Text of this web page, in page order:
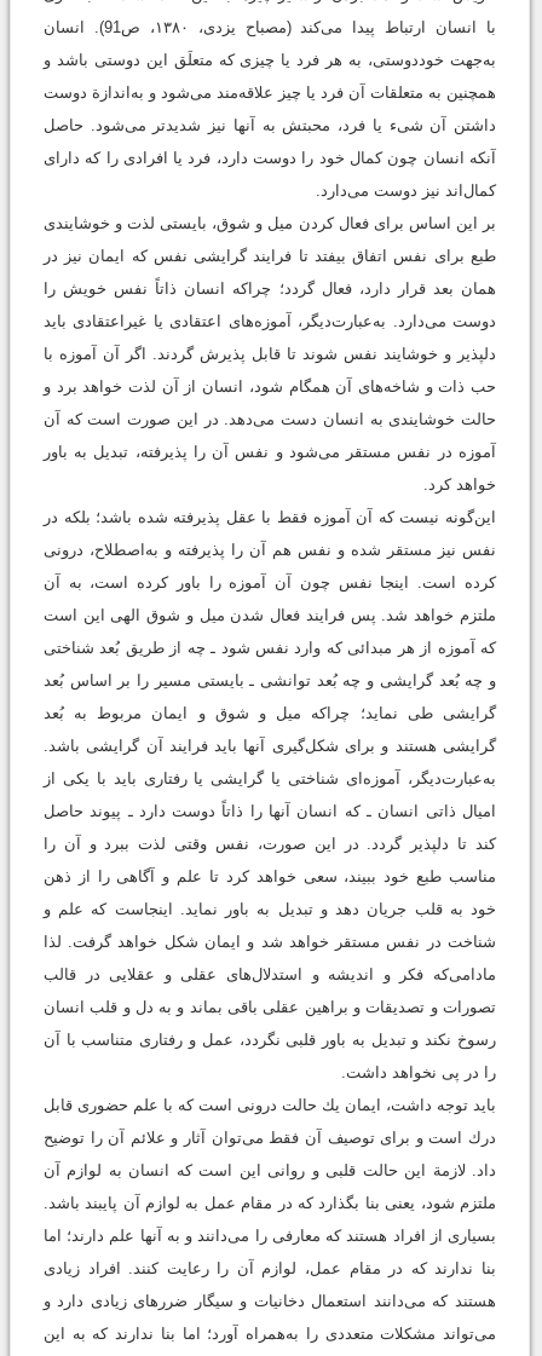
با انسان ارتباط پیدا می‌کند ‏(مصباح یزدی، ۱۳۸۰، ص91). انسان
به‌جهت خوددوستی، به هر فرد یا چیزی که متعلَق این دوستی باشد و
همچنین به متعلقات آن فرد یا چیز علاقه‌مند می‌شود و به‌اندازة دوست
داشتن آن شیء یا فرد، محبتش به آنها نیز شدیدتر می‌شود. حاصل
آنکه انسان چون کمال خود را دوست ‌دارد، فرد یا افرادی را که دارای
کمال‌اند نیز دوست می‌دارد.
بر این اساس برای فعال کردن میل و شوق، بایستی لذت و خوشایندی
طبع برای نفس اتفاق بیفتد تا فرایند گرایشی نفس که ایمان نیز در
همان بعد قرار دارد، فعال گردد؛ چراکه انسان ذاتاً نفس خویش را
دوست می‌دارد. به‌عبارت‌دیگر، آموزه‌های‌ اعتقادی یا غیراعتقادی باید
دلپذیر و خوشایند نفس شوند تا قابل پذیرش گردند. اگر آن آموزه با
حب ذات و شاخه‌های آن همگام شود، انسان از آن لذت خواهد برد و
حالت خوشایندی به انسان دست می‌دهد. در این صورت است که آن
آموزه در نفس مستقر می‌شود و نفس آن را پذیرفته، تبدیل به باور
خواهد کرد.
این‌گونه نیست که آن آموزه فقط با عقل پذیرفته شده باشد؛ بلکه در
نفس نیز مستقر شده و نفس هم آن را پذیرفته و به‌اصطلاح، درونی
کرده است. اینجا نفس چون آن آموزه را باور کرده است، به آن
ملتزم خواهد شد. پس فرایند فعال شدن میل و شوق الهی این است
که آموزه از هر مبدائی که وارد نفس شود ـ چه از طریق بُعد شناختی
و چه بُعد گرایشی و چه بُعد توانشی ـ بایستی مسیر را بر اساس بُعد
گرایشی طی نماید؛ چراکه میل و شوق و ایمان مربوط به بُعد
گرایشی هستند و برای شکل‌گیری آنها باید فرایند آن گرایشی باشد.
به‌عبارت‌دیگر، آموزه‌ای شناختی یا گرایشی یا رفتاری باید با یکی از
امیال ذاتی انسان ـ که انسان آنها را ذاتاً دوست دارد ـ پیوند حاصل
کند تا دلپذیر گردد. در این صورت، نفس وقتی لذت ببرد و آن را
مناسب طبع خود ببیند، سعی خواهد کرد تا علم و آگاهی را از ذهن
خود به قلب جریان دهد و تبدیل به باور نماید. اینجاست که علم و
شناخت در نفس مستقر خواهد شد و ایمان شکل خواهد گرفت. لذا
مادامی‌که فکر و اندیشه و استدلال‌های عقلی و عقلایی در قالب
تصورات و تصدیقات و براهین عقلی باقی بماند و به دل و قلب انسان
رسوخ نکند و تبدیل به باور قلبی نگردد، عمل و رفتاری متناسب با آن
را در پی نخواهد داشت.
باید توجه داشت، ايمان يك حالت درونى است كه با علم حضورى قابل
درك است و براى توصيف آن فقط مى‌توان آثار و علائم آن را توضيح
داد. لازمة اين حالت قلبى و روانى این است كه انسان به لوازم آن
ملتزم شود، يعنى بنا بگذارد كه در مقام عمل به لوازم آن پایبند باشد.
بسیاری از افراد هستند كه معارفی را مى‌دانند و به آنها علم دارند؛ اما
بنا ندارند كه در مقام عمل، لوازم آن را رعايت كنند. افراد زيادى
هستند كه مى‌دانند استعمال دخانيات و سيگار ضررهاى زيادى دارد و
مى‌تواند مشكلات متعددى را به‌همراه آورد؛ اما بنا ندارند كه به اين